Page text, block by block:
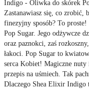
Indigo - Oliwka do skórek
Zastanawiasz się, co
finezyjny sposób? To
Pop Sugar. Jego odżywcze
oraz paznokci, zaś
łakoci. Pop Sugar to
serca Kobiet! Magiczne
przepis na uśmiech. Tak
Dlaczego Shea Elixir